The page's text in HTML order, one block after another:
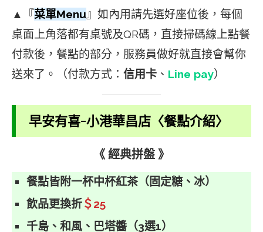
▲『菜單Menu 』如內用請先選好座位後，每個
桌面上角落都有桌號及QR碼，直接掃碼線上點餐
付款後，餐點的部分，服務員做好就直接會幫你
送來了。（付款方式： 信用卡 、 Line pay）
早安有喜-小港華昌店〈餐點介紹〉
《 經典拼盤 》
餐點皆附一杯中杯紅茶（固定糖、冰）
飲品更換折＄25
千島、和風、巴塔醬（3選1）